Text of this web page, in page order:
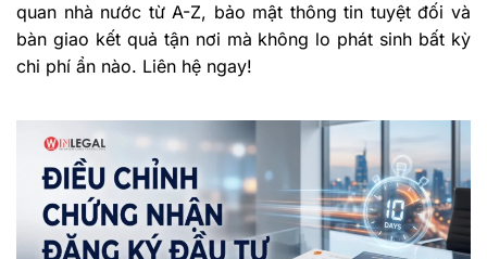
quan nhà nước từ A-Z, bảo mật thông tin tuyệt đối và
bàn giao kết quả tận nơi mà không lo phát sinh bất kỳ
chi phí ẩn nào. Liên hệ ngay!